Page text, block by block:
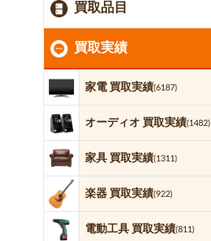
買取品目
買取実績
家電 買取実績(6187)
オーディオ 買取実績(1482)
家具 買取実績(1311)
楽器 買取実績(922)
電動工具 買取実績(811)